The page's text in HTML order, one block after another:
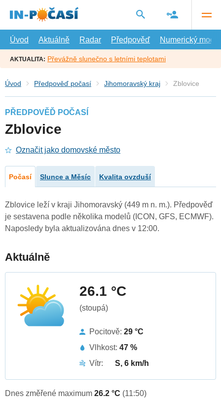
hlavní
Úvod
Aktuálně Radar Předpověď Numerický model
AKTUALITA: Převážně slunečno s letními teplotami
Úvod Předpověď počasí Jihomoravský kraj Zblovice
PŘEDPOVĚĎ POČASÍ
Zblovice
Označit jako domovské město
Počasí Slunce a Měsíc Kvalita ovzduší
Zblovice leží v kraji Jihomoravský (449 m n. m.). Předpověď
je sestavena podle několika modelů (ICON, GFS, ECMWF).
Naposledy byla aktualizována dnes v 12:00.
Aktuálně
26.1 °C
(stoupá)
Pocitově: 29 °C
Vlhkost: 47 %
Vítr:
S, 6 km/h
Dnes změřené maximum 26.2 °C (11:50)